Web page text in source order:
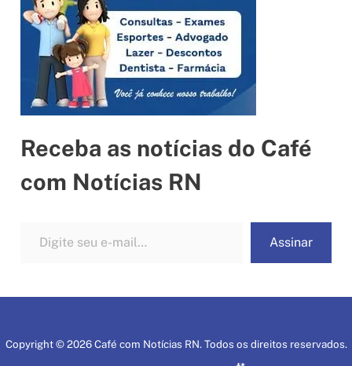
Receba as notícias do Café
com Notícias RN
Assinar
Copyright © 2026 Café com Notícias RN. Todos os direitos reservados.